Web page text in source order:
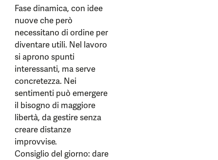
Fase dinamica, con idee
nuove che però
necessitano di ordine per
diventare utili. Nel lavoro
si aprono spunti
interessanti, ma serve
concretezza. Nei
sentimenti può emergere
il bisogno di maggiore
libertà, da gestire senza
creare distanze
improvvise.
Consiglio del giorno: dare